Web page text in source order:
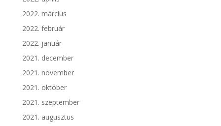
2022. március
2022. február
2022. január
2021. december
2021. november
2021. október
2021. szeptember
2021. augusztus